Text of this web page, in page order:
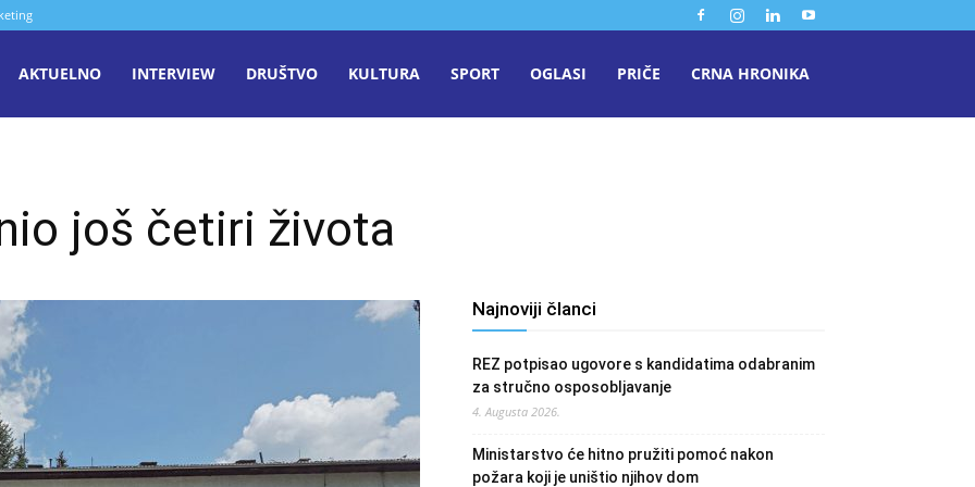
AKTUELNO INTERVIEW DRUŠTVO KULTURA SPORT OGLASI PRIČE CRNA HRONIKA
još četiri života
Najnoviji članci
REZ potpisao ugovore s kandidatima odabranim
za stručno osposobljavanje
4. Augusta 2026.
Ministarstvo će hitno pružiti pomoć nakon
požara koji je uništio njihov dom